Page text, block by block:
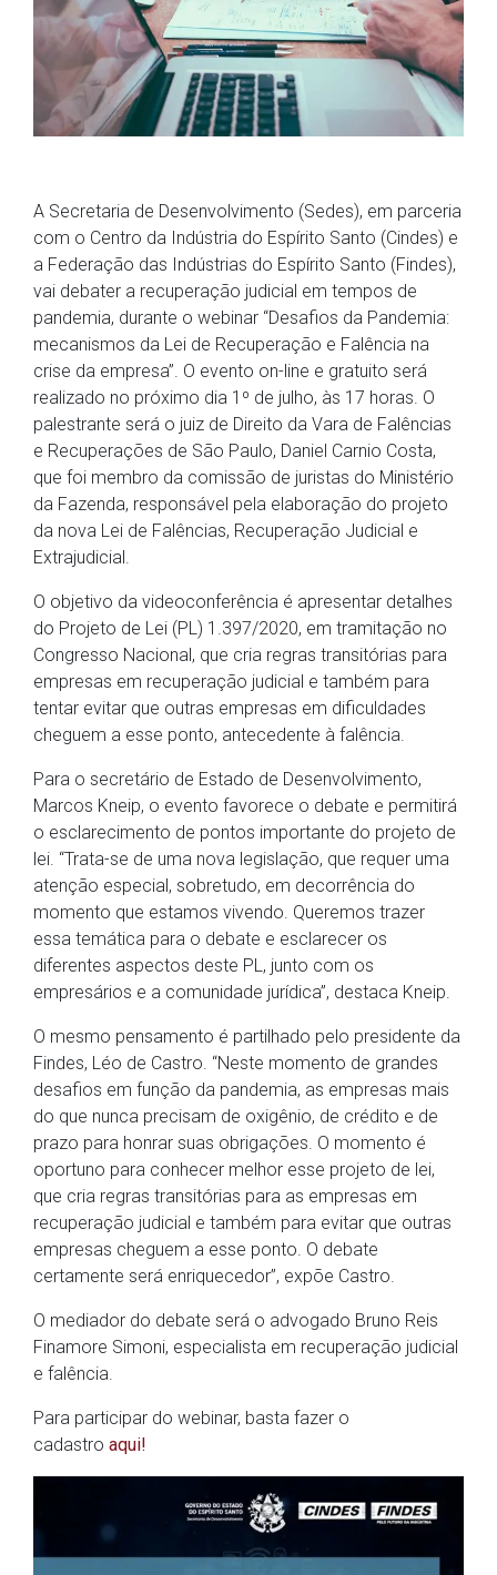
A Secretaria de Desenvolvimento (Sedes), em parceria
com o Centro da Indústria do Espírito Santo (Cindes) e
a Federação das Indústrias do Espírito Santo (Findes),
vai debater a recuperação judicial em tempos de
pandemia, durante o webinar “Desafios da Pandemia:
mecanismos da Lei de Recuperação e Falência na
crise da empresa”. O evento on-line e gratuito será
realizado no próximo dia 1º de julho, às 17 horas. O
palestrante será o juiz de Direito da Vara de Falências
e Recuperações de São Paulo, Daniel Carnio Costa,
que foi membro da comissão de juristas do Ministério
da Fazenda, responsável pela elaboração do projeto
da nova Lei de Falências, Recuperação Judicial e
Extrajudicial.
O objetivo da videoconferência é apresentar detalhes
do Projeto de Lei (PL) 1.397/2020, em tramitação no
Congresso Nacional, que cria regras transitórias para
empresas em recuperação judicial e também para
tentar evitar que outras empresas em dificuldades
cheguem a esse ponto, antecedente à falência.
Para o secretário de Estado de Desenvolvimento,
Marcos Kneip, o evento favorece o debate e permitirá
o esclarecimento de pontos importante do projeto de
lei. “Trata-se de uma nova legislação, que requer uma
atenção especial, sobretudo, em decorrência do
momento que estamos vivendo. Queremos trazer
essa temática para o debate e esclarecer os
diferentes aspectos deste PL, junto com os
empresários e a comunidade jurídica”, destaca Kneip.
O mesmo pensamento é partilhado pelo presidente da
Findes, Léo de Castro. “Neste momento de grandes
desafios em função da pandemia, as empresas mais
do que nunca precisam de oxigênio, de crédito e de
prazo para honrar suas obrigações. O momento é
oportuno para conhecer melhor esse projeto de lei,
que cria regras transitórias para as empresas em
recuperação judicial e também para evitar que outras
empresas cheguem a esse ponto. O debate
certamente será enriquecedor”, expõe Castro.
O mediador do debate será o advogado Bruno Reis
Finamore Simoni, especialista em recuperação judicial
e falência.
Para participar do webinar, basta fazer o
cadastro aqui!